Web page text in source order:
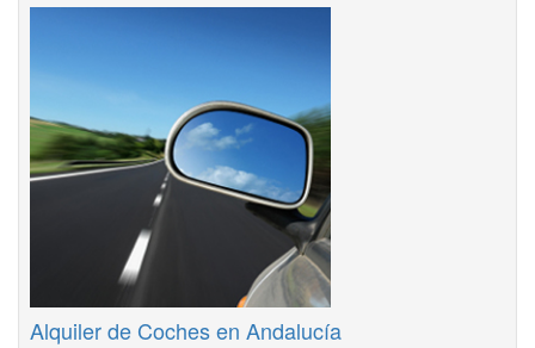
Alquiler de Coches en Andalucía